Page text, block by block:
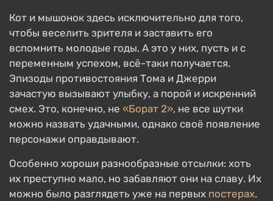
Кот и мышонок здесь исключительно для того,
чтобы веселить зрителя и заставить его
вспомнить молодые годы. А это у них, пусть и с
переменным успехом, всё-таки получается.
Эпизоды противостояния Тома и Джерри
зачастую вызывают улыбку, а порой и искренний
смех. Это, конечно, не «Борат 2», не все шутки
можно назвать удачными, однако своё появление
персонажи оправдывают.
Особенно хороши разнообразные отсылки: хоть
их преступно мало, но забавляют они на славу. Их
можно было разглядеть уже на первых постерах.